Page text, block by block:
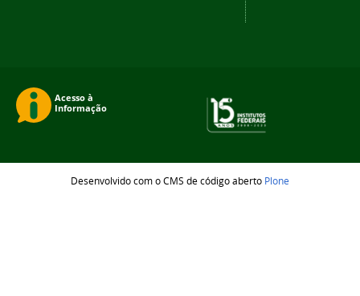
Desenvolvido com o CMS de código aberto Plone